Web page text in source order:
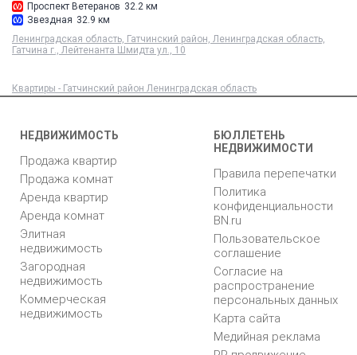
Проспект Ветеранов 32.2 км
Звездная 32.9 км
Ленинградская область, Гатчинский район, Ленинградская область,
Гатчина г., Лейтенанта Шмидта ул., 10
Квартиры - Гатчинский район Ленинградская область
НЕДВИЖИМОСТЬ
Продажа квартир
Продажа комнат
Аренда квартир
Аренда комнат
Элитная
недвижимость
Загородная
недвижимость
Коммерческая
недвижимость
БЮЛЛЕТЕНЬ
НЕДВИЖИМОСТИ
Правила перепечатки
Политика
конфиденциальности
BN.ru
Пользовательское
соглашение
Согласие на
распространение
персональных данных
Карта сайта
Медийная реклама